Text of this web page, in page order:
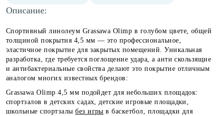
Описание:
Спортивный линолеум Grassawa Olimp в голубом цвете, общей
толщиной покрытия 4,5 мм — это профессиональное,
эластичное покрытие для закрытых помещений. Уникальная
разработка, где требуется поглощение удара, а анти скользящие
и антибактериальные свойства делают это покрытие отличным
аналогом многих известных брендов:
Grassawa Olimp 4,5 мм подойдет для небольших площадок:
спортзалов в детских садах, детские игровые площадки,
школьные спортзалыбез игры в баскетбол, площадки для